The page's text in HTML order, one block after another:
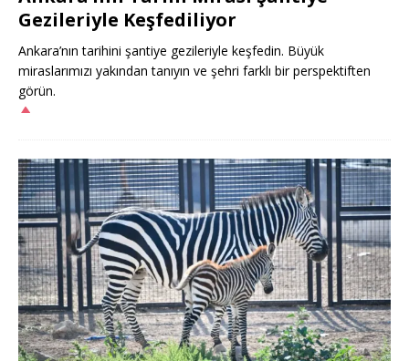
Gezileriyle Keşfediliyor
Ankara’nın tarihini şantiye gezileriyle keşfedin. Büyük
miraslarımızı yakından tanıyın ve şehri farklı bir perspektiften
görün.